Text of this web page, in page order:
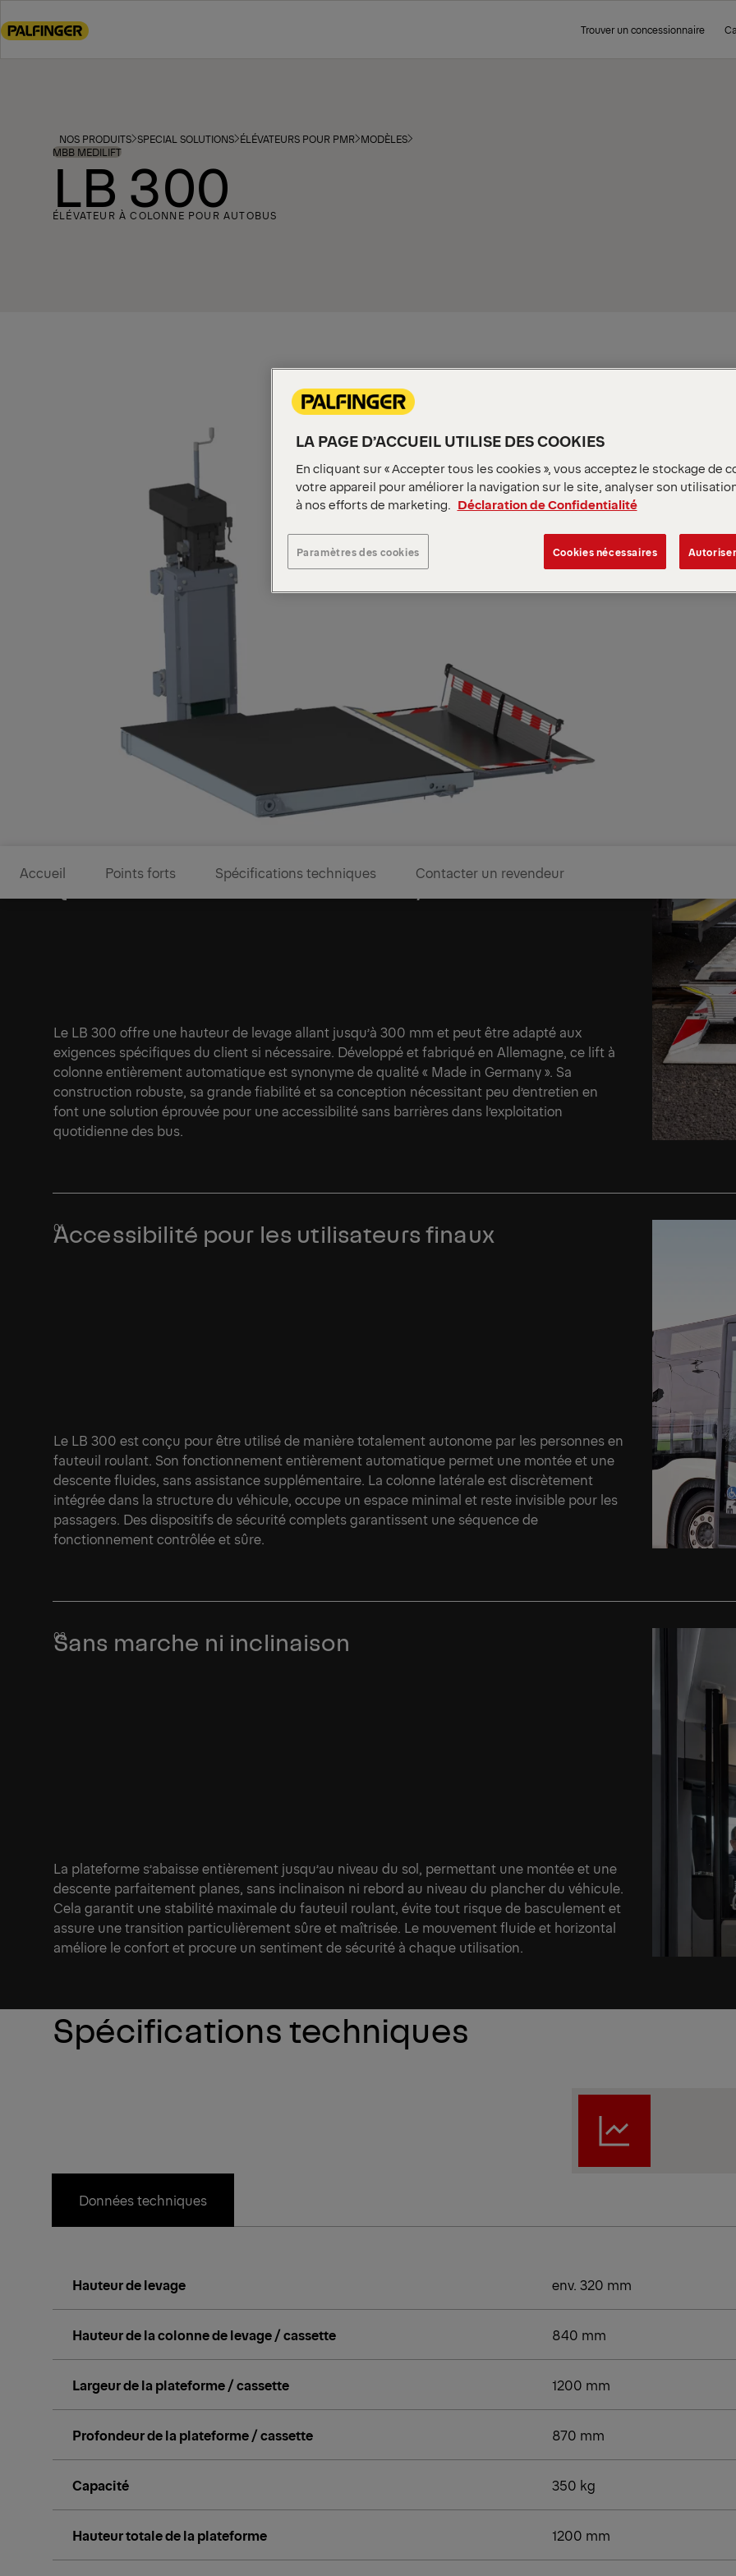
to
Trouver un concessionnaire
NOS PRODUITS SPECIAL SOLUTIONS ÉLÉVATEURS POUR PMR MODÈLES
MBB MEDILIFT
LB 300
ÉLÉVATEUR À COLONNE POUR AUTOBUS
Accueil Points forts Spécifications techniques Contacter un revendeur
Qualité fiable – Made in Germany
Le LB 300 offre une hauteur de levage allant jusqu’à 300 mm et peut être adapté aux
exigences spécifiques du client si nécessaire. Développé et fabriqué en Allemagne, ce lift à
colonne entièrement automatique est synonyme de qualité « Made in Germany ». Sa
construction robuste, sa grande fiabilité et sa conception nécessitant peu d’entretien en
font une solution éprouvée pour une accessibilité sans barrières dans l’exploitation
quotidienne des bus.
Accessibilité pour les utilisateurs finaux
Le LB 300 est conçu pour être utilisé de manière totalement autonome par les personnes en
fauteuil roulant. Son fonctionnement entièrement automatique permet une montée et une
descente fluides, sans assistance supplémentaire. La colonne latérale est discrètement
intégrée dans la structure du véhicule, occupe un espace minimal et reste invisible pour les
passagers. Des dispositifs de sécurité complets garantissent une séquence de
fonctionnement contrôlée et sûre.
Sans marche ni inclinaison
La plateforme s’abaisse entièrement jusqu’au niveau du sol, permettant une montée et une
descente parfaitement planes, sans inclinaison ni rebord au niveau du plancher du véhicule.
Cela garantit une stabilité maximale du fauteuil roulant, évite tout risque de basculement et
assure une transition particulièrement sûre et maîtrisée. Le mouvement fluide et horizontal
améliore le confort et procure un sentiment de sécurité à chaque utilisation.
Spécifications techniques
Données techniques
Hauteur de levage env. 320 mm
Hauteur de la colonne de levage / cassette 840 mm
Largeur de la plateforme / cassette 1200 mm
Profondeur de la plateforme / cassette 870 mm
Capacité 350 kg
Hauteur totale de la plateforme 1200 mm
LA PAGE D’ACCUEIL UTILISE DES COOKIES
En cliquant sur « Accepter tous les cookies », vous acceptez le stockage de
votre appareil pour améliorer la navigation sur le site, analyser son
à nos efforts de marketing.
Déclaration de Confidentialité
Paramètres des cookies Cookies nécessaires